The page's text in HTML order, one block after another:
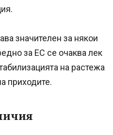
значителен за някои
за ЕС се очаква лек
на растежа
приходите.